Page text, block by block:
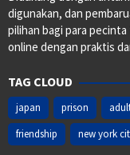
digunakan, dan
pilihan bagi para
online dengan praktis
TAG CLOUD
japan prison
friendship
new york